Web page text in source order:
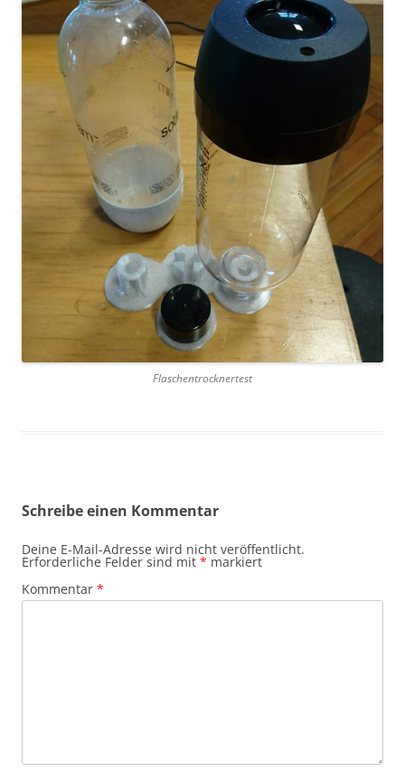
Flaschentrocknertest
Schreibe einen Kommentar
Deine E-Mail-Adresse wird nicht veröffentlicht.
Erforderliche Felder sind mit * markiert
Kommentar *